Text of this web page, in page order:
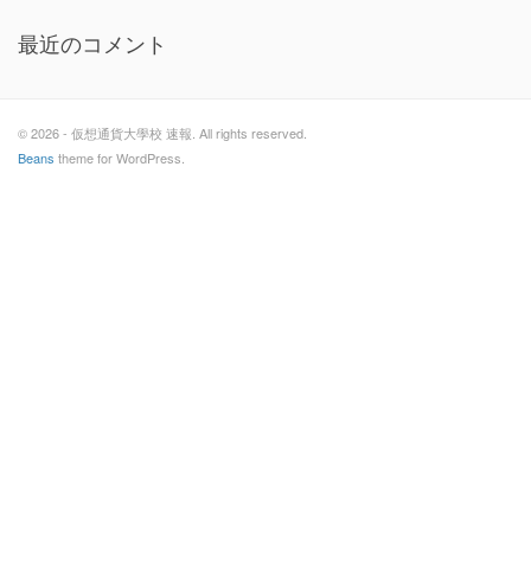
最近のコメント
© 2026 - 仮想通貨大學校 速報. All rights reserved.
Beans theme for WordPress.